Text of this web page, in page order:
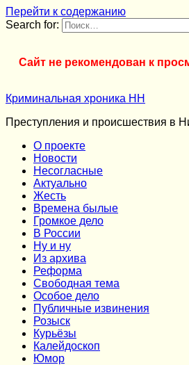
Перейти к содержанию
Search for:
Сайт не рекомендован к
Криминальная хроника НН
Преступления и происшествия в
О проекте
Новости
Несогласные
Актуально
Жесть
Времена былые
Громкое дело
В России
Ну и ну
Из архива
Реформа
Cвободная тема
Особое дело
Публичные извинения
Розыск
Курьёзы
Калейдоскоп
Юмор